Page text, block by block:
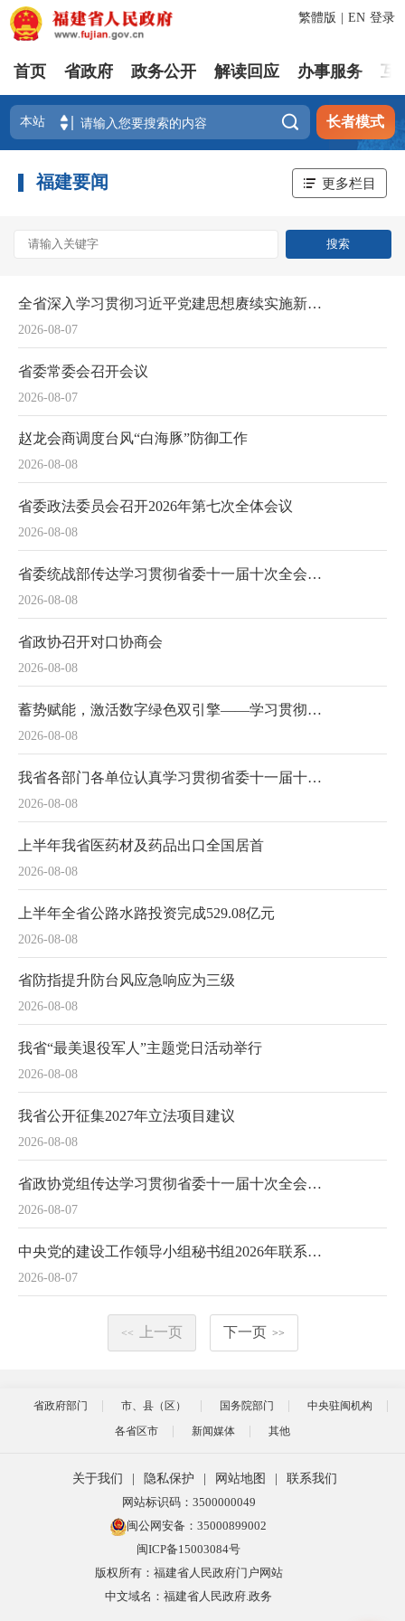
登录
繁體版 EN
首页 省政府 政务公开 解读回应 办事服务 互
 长者模式
福建要闻 更多栏目
2026-08-07
全省深入学习贯彻习近平党建思想赓续实施新时代“堡垒工程”推进会召开
2026-08-07
省委常委会召开会议
2026-08-08
赵龙会商调度台风“白海豚”防御工作
2026-08-08
省委政法委员会召开2026年第七次全体会议
2026-08-08
省委统战部传达学习贯彻省委十一届十次全会精神
2026-08-08
省政协召开对口协商会
2026-08-08
蓄势赋能，激活数字绿色双引擎——学习贯彻省委十一届十次全会精神系列谈之四
2026-08-08
我省各部门各单位认真学习贯彻省委十一届十次全会精神
2026-08-08
上半年我省医药材及药品出口全国居首
2026-08-08
上半年全省公路水路投资完成529.08亿元
2026-08-08
省防指提升防台风应急响应为三级
2026-08-08
我省“最美退役军人”主题党日活动举行
2026-08-08
我省公开征集2027年立法项目建议
2026-08-07
省政协党组传达学习贯彻省委十一届十次全会精神
2026-08-07
中央党的建设工作领导小组秘书组2026年联系点工作暨课题研究成果交流座谈会在宁德召开
<< 上一页 下一页 >>
省政府部门 市、县（区） 国务院部门
中央驻闽机构
各省区市
新闻媒体 其他
关于我们 隐私保护 网站地图
联系我们
网站标识码：3500000049
闽公网安备：35000899002
闽ICP备15003084号
版权所有：福建省人民政府门户网站
中文域名：福建省人民政府.政务